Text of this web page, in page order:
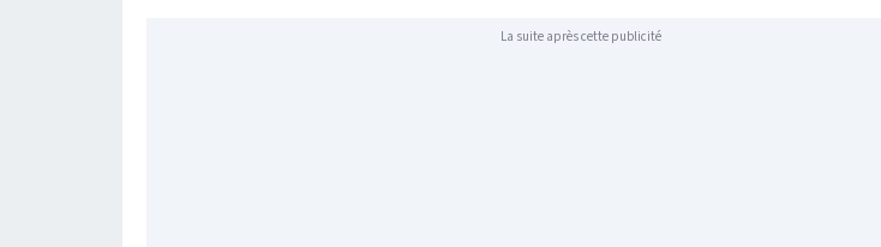
La suite après cette publicité